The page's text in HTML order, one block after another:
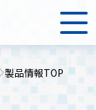
製品情報TOP